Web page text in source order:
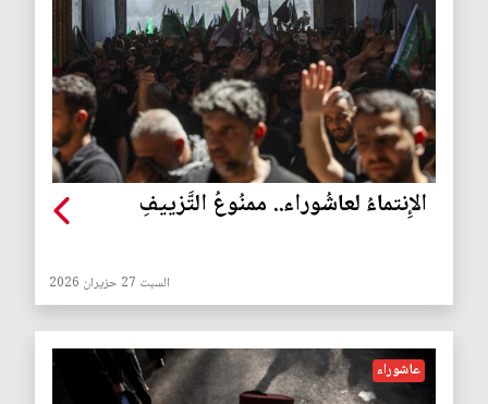
الإِنتماءُ لعاشُوراء.. ممنُوعُ التَّزييفِ
السبت 27 حزيران 2026
عاشوراء